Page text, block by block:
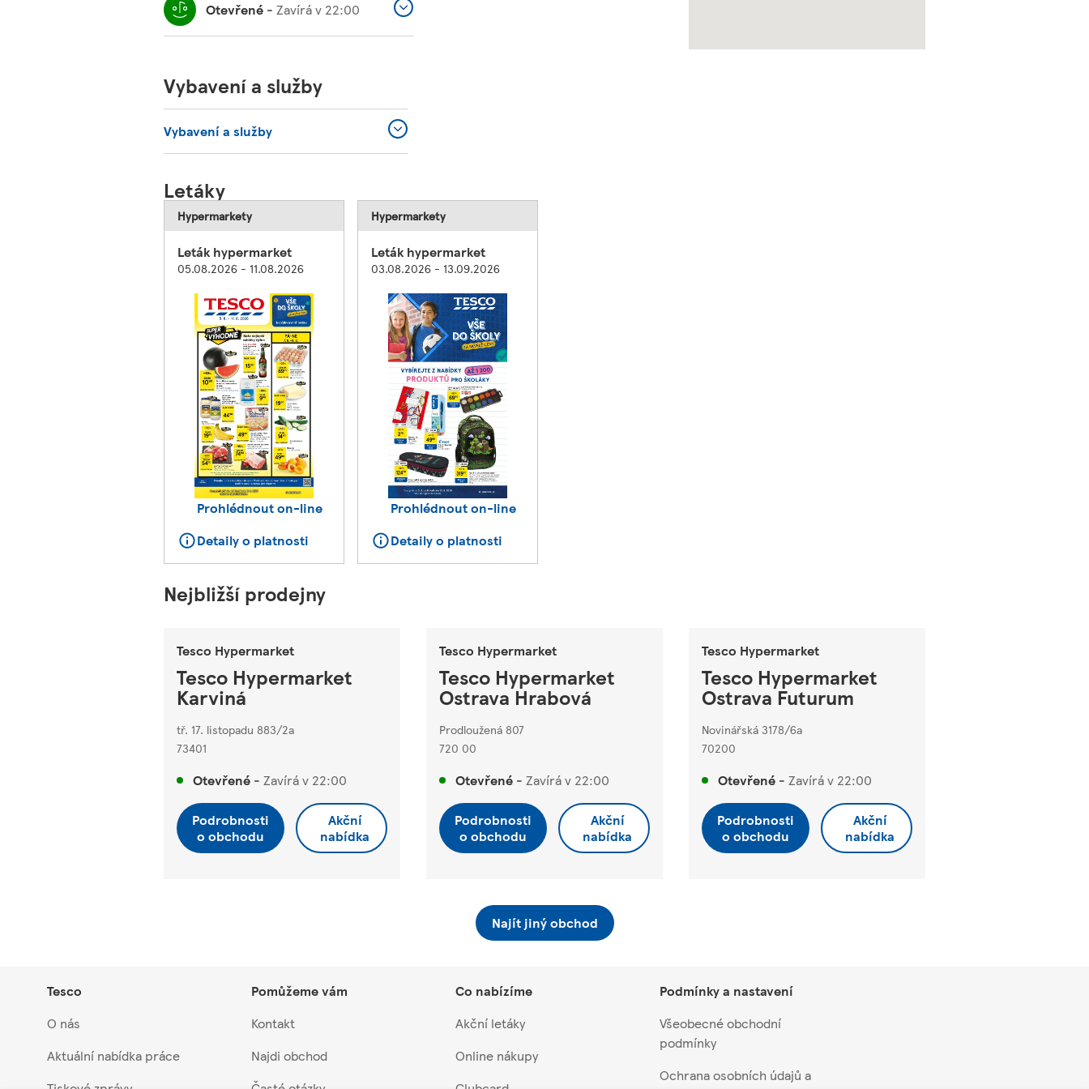
Otevřené - Zavírá v 22:00
Vybavení a služby
Vybavení a služby
Letáky
Hypermarkety
Leták hypermarket
05.08.2026 - 11.08.2026
Prohlédnout on-line
Detaily o platnosti
Hypermarkety
Leták hypermarket
03.08.2026 - 13.09.2026
Prohlédnout on-line
Detaily o platnosti
Nejbližší prodejny
Tesco Hypermarket
Tesco Hypermarket
Karviná
tř. 17. listopadu 883/2a
73401
Otevřené - Zavírá v 22:00
Podrobnosti
o obchodu
Akční
nabídka
Tesco Hypermarket
Tesco Hypermarket
Ostrava Hrabová
Prodloužená 807
720 00
Otevřené - Zavírá v 22:00
Podrobnosti
o obchodu
Akční
nabídka
Tesco Hypermarket
Tesco Hypermarket
Ostrava Futurum
Novinářská 3178/6a
70200
Otevřené - Zavírá v 22:00
Podrobnosti
o obchodu
Akční
nabídka
Najít jiný obchod
Tesco
O nás
Aktuální nabídka práce
Pomůžeme vám
Kontakt
Najdi obchod
Co nabízíme
Akční letáky
Online nákupy
Podmínky a nastavení
Všeobecné obchodní
podmínky
Ochrana osobních údajů a